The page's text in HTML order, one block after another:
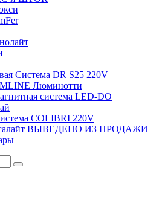
Система DR S25 220V
Люминотти
система LED-DO
COLIBRI 220V
ВЫВЕДЕНО ИЗ ПРОДАЖИ